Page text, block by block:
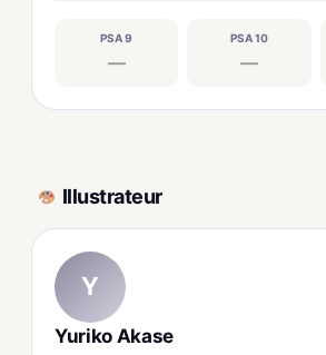
PSA 9
—
PSA 10
—
Illustrateur
Y
Yuriko Akase